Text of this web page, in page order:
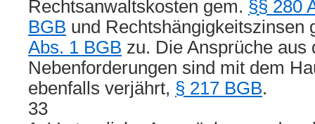
Rechtsanwaltskosten gem. §§ 280
BGB und Rechtshängigkeitszinsen
Abs. 1 BGB zu. Die Ansprüche aus
Nebenforderungen sind mit dem
ebenfalls verjährt, § 217 BGB.
33